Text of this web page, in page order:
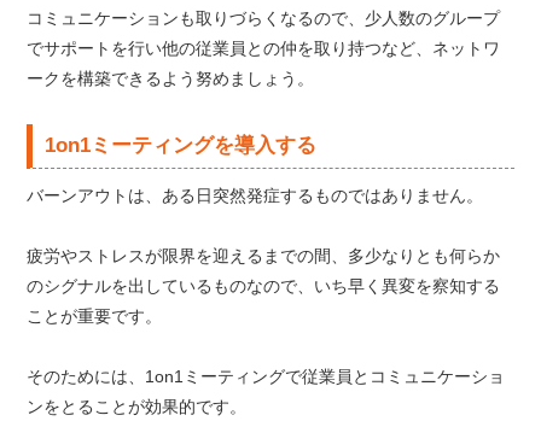
コミュニケーションも取りづらくなるので、少人数のグループ
でサポートを行い他の従業員との仲を取り持つなど、ネットワ
ークを構築できるよう努めましょう。
1on1ミーティングを導入する
バーンアウトは、ある日突然発症するものではありません。
疲労やストレスが限界を迎えるまでの間、多少なりとも何らか
のシグナルを出しているものなので、いち早く異変を察知する
ことが重要です。
そのためには、1on1ミーティングで従業員とコミュニケーショ
ンをとることが効果的です。